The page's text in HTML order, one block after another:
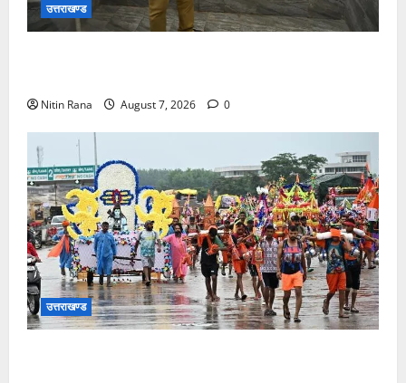
उत्तराखण्ड
Nitin Rana August 7, 2026 0
उत्तराखण्ड